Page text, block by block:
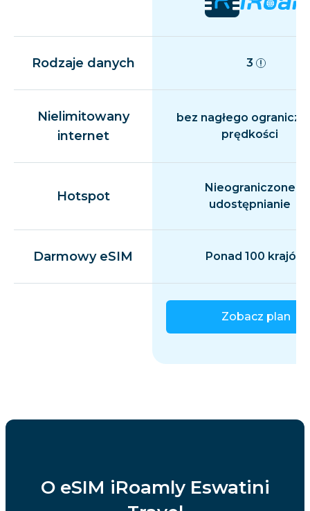
Rodzaje danych 3
Nielimitowany
internet
bez nagłego
prędkości
Hotspot
Nieograniczone
udostępnianie
Darmowy eSIM Ponad 100 krajów
Zobacz plan
O eSIM iRoamly Eswatini